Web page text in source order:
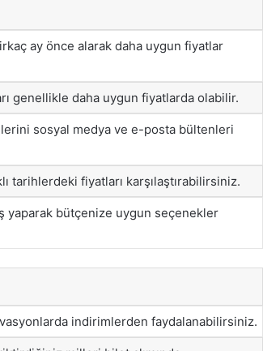
ay önce alarak daha uygun fiyatlar
genellikle daha uygun fiyatlarda olabilir.
sosyal medya ve e-posta bültenleri
tarihlerdeki fiyatları karşılaştırabilirsiniz.
yaparak bütçenize uygun seçenekler
indirimlerden faydalanabilirsiniz.